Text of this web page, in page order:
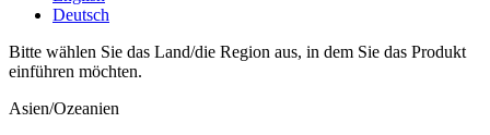
Deutsch
Bitte wählen Sie das Land/die Region aus, in dem Sie das Produkt
einführen möchten.
Asien/Ozeanien